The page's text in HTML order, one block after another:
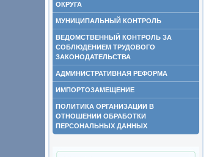
ОКРУГА
МУНИЦИПАЛЬНЫЙ КОНТРОЛЬ
ВЕДОМСТВЕННЫЙ КОНТРОЛЬ ЗА
СОБЛЮДЕНИЕМ ТРУДОВОГО
ЗАКОНОДАТЕЛЬСТВА
АДМИНИСТРАТИВНАЯ РЕФОРМА
ИМПОРТОЗАМЕЩЕНИЕ
ПОЛИТИКА ОРГАНИЗАЦИИ В
ОТНОШЕНИИ ОБРАБОТКИ
ПЕРСОНАЛЬНЫХ ДАННЫХ